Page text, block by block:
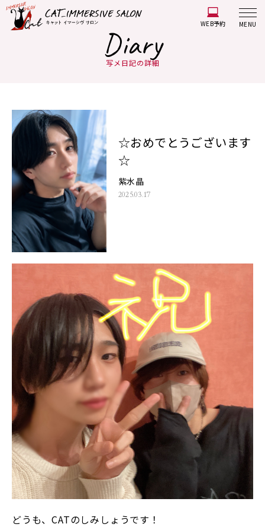
WEB予約 MENU
Diary
写メ日記の詳細
☆おめでとうございます
☆
紫水晶
2025.03.17
どうも、CATのしみしょうです！